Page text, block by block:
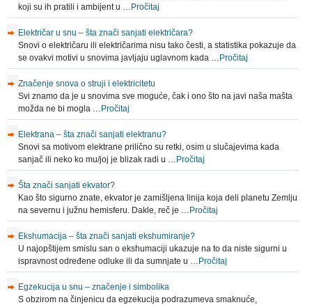
koji su ih pratili i ambijent u …Pročitaj
Električar u snu – šta znači sanjati električara?
Snovi o električaru ili električarima nisu tako česti, a statistika pokazuje da
se ovakvi motivi u snovima javljaju uglavnom kada …Pročitaj
Značenje snova o struji i elektricitetu
Svi znamo da je u snovima sve moguće, čak i ono što na javi naša mašta
možda ne bi mogla …Pročitaj
Elektrana – šta znači sanjati elektranu?
Snovi sa motivom elektrane prilično su retki, osim u slučajevima kada
sanjač ili neko ko mu/joj je blizak radi u …Pročitaj
Šta znači sanjati ekvator?
Kao što sigurno znate, ekvator je zamišljena linija koja deli planetu Zemlju
na severnu i južnu hemisferu. Dakle, reč je …Pročitaj
Ekshumacija – šta znači sanjati ekshumiranje?
U najopštijem smislu san o ekshumaciji ukazuje na to da niste sigurni u
ispravnost određene odluke ili da sumnjate u …Pročitaj
Egzekucija u snu – značenje i simbolika
S obzirom na činjenicu da egzekucija podrazumeva smaknuće,